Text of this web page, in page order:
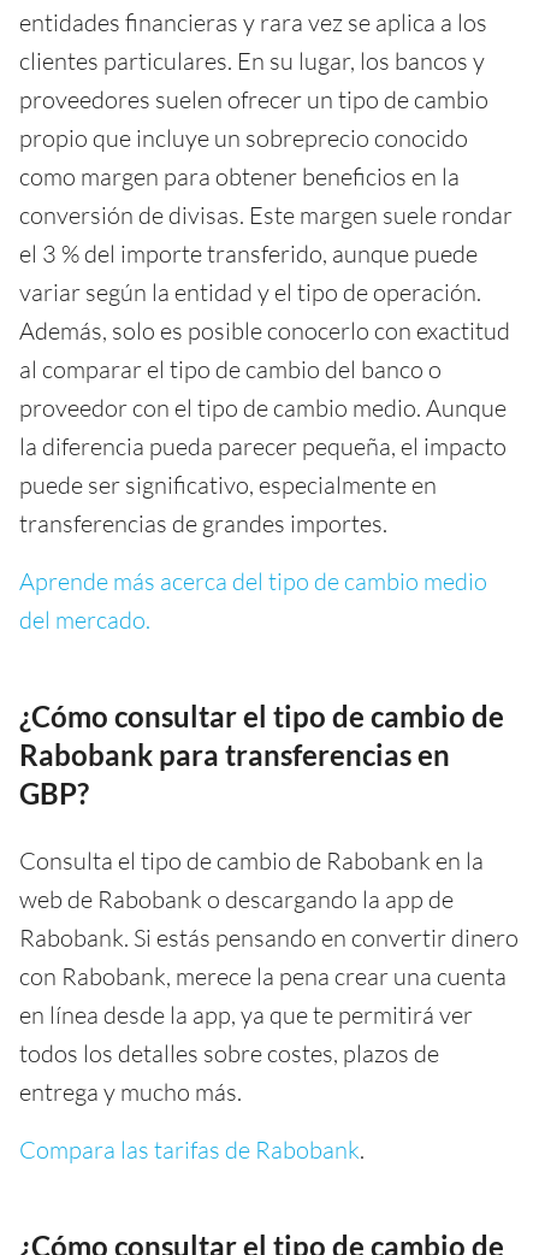
entidades financieras y rara vez se aplica a los
clientes particulares. En su lugar, los bancos y
proveedores suelen ofrecer un tipo de cambio
propio que incluye un sobreprecio conocido
como margen para obtener beneficios en la
conversión de divisas. Este margen suele rondar
el 3 % del importe transferido, aunque puede
variar según la entidad y el tipo de operación.
Además, solo es posible conocerlo con exactitud
al comparar el tipo de cambio del banco o
proveedor con el tipo de cambio medio. Aunque
la diferencia pueda parecer pequeña, el impacto
puede ser significativo, especialmente en
transferencias de grandes importes.
Aprende más acerca del tipo de cambio medio
del mercado.
¿Cómo consultar el tipo de cambio de
Rabobank para transferencias en
GBP?
Consulta el tipo de cambio de Rabobank en la
web de Rabobank o descargando la app de
Rabobank. Si estás pensando en convertir dinero
con Rabobank, merece la pena crear una cuenta
en línea desde la app, ya que te permitirá ver
todos los detalles sobre costes, plazos de
entrega y mucho más.
Compara las tarifas de Rabobank.
¿Cómo consultar el tipo de cambio de